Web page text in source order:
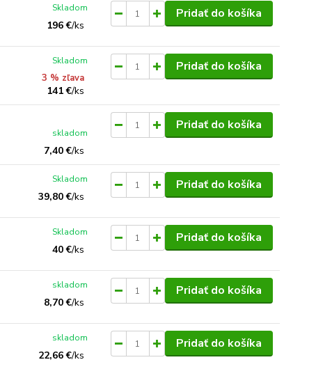
196 €/ks
Skladom Pridať do košíka
3 % zľava
141 €/ks
Skladom Pridať do košíka
7,40 €/ks
skladom
Pridať do košíka
39,80 €/ks
Skladom Pridať do košíka
40 €/ks
Skladom Pridať do košíka
8,70 €/ks
skladom Pridať do košíka
22,66 €/ks
skladom Pridať do košíka